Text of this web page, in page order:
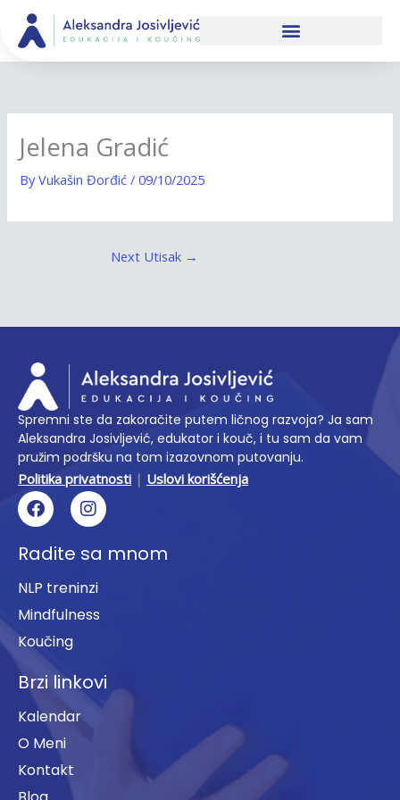
content
Jelena Gradić
ByVukašin Đorđić/09/10/2025
Next Utisak →
Spremni ste da zakoračite putem ličnog razvoja? Ja sam
Aleksandra Josivljević, edukator i kouč, i tu sam da vam
pružim podršku na tom izazovnom putovanju.
Politika privatnosti | Uslovi korišćenja
F
a
c
e
o
o
k
I
n
s
t
g
r
a
Radite sa mnom
NLP treninzi
Mindfulness
Koučing
Brzi linkovi
Kalendar
O Meni
Kontakt